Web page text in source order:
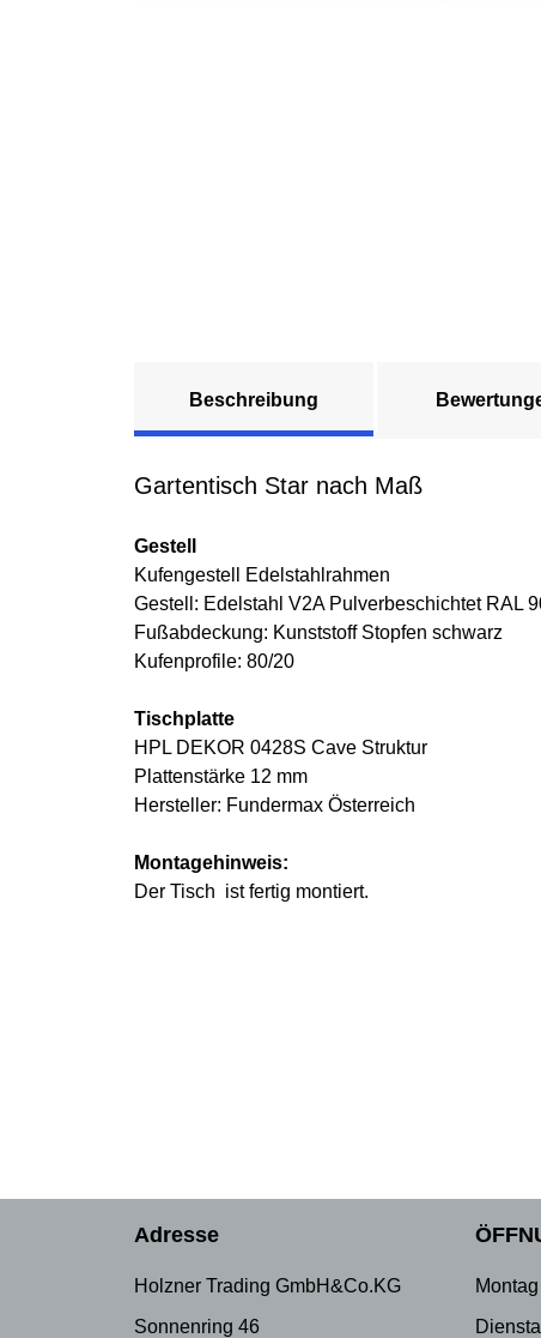
Beschreibung
Gartentisch Star nach Maß
Gestell
Kufengestell Edelstahlrahmen
Gestell: Edelstahl V2A Pulverbeschichtet RAL
Fußabdeckung: Kunststoff Stopfen schwarz
Kufenprofile: 80/20
Tischplatte
HPL DEKOR 0428S Cave Struktur
Plattenstärke 12 mm
Hersteller: Fundermax Österreich
Montagehinweis:
Der Tisch ist fertig montiert.
Adresse
Holzner Trading GmbH&Co.KG
Sonnenring 46